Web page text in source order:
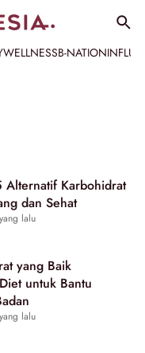
WELLNESSB-NATION
Alternatif Karbohidrat
dan Sehat
lalu
yang Baik
untuk Bantu
lalu